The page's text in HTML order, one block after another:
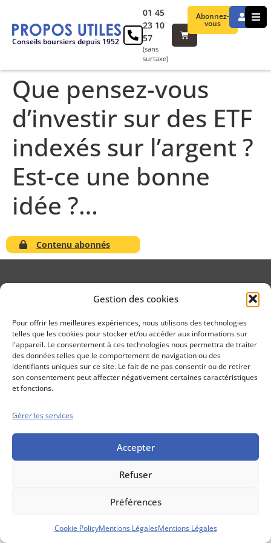
Gestion des cookies
Pour offrir les meilleures expériences, nous utilisons des technologies
telles que les cookies pour stocker et/ou accéder aux informations sur
l'appareil. Le consentement à ces technologies nous permettra de traiter
des données telles que le comportement de navigation ou des
identifiants uniques sur ce site. Le fait de ne pas consentir ou de retirer
son consentement peut affecter négativement certaines caractéristiques
et fonctions.
Gérer les services
Accepter
Refuser
Préférences
Cookie PolicyMentions LégalesMentions Légales
Conseils boursiers depuis 1952
Abonnez-
vous
01 45
23 10
57
(sans
surtaxe)
Que pensez-vous
d’investir sur des ETF
indexés sur l’argent ?
Est-ce une bonne
idée ?…
Contenu abonnés
Conseils boursiers depuis 1952
Propos Utiles est
une publication
des Editions
Marigny
Mentions Légales
Politique cookie